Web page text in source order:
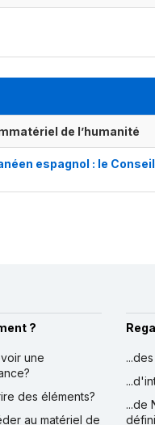
de l’humanité
espagnol : le
?
une
des éléments?
au matériel de
...de